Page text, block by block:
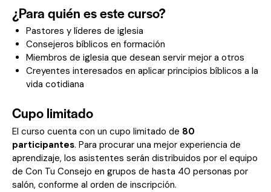
¿Para quién es este curso?
Pastores y líderes de iglesia
Consejeros bíblicos en formación
Miembros de iglesia que desean servir mejor a otros
Creyentes interesados en aplicar principios bíblicos a la
vida cotidiana
Cupo limitado
El curso cuenta con un cupo limitado de 80
participantes. Para procurar una mejor experiencia de
aprendizaje, los asistentes serán distribuidos por el equipo
de Con Tu Consejo en grupos de hasta 40 personas por
salón, conforme al orden de inscripción.